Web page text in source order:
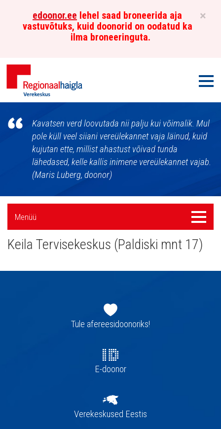
×
edoonor.ee lehel saad broneerida aja
vastuvõtuks, kuid doonorid on oodatud ka
ilma broneeringuta.
Põhja-
Eesti
Regionaalhaigla
Verekeskus
Kavatsen verd loovutada nii palju kui võimalik. Mul
pole küll veel siiani vereülekannet vaja läinud, kuid
kujutan ette, millist ahastust võivad tunda
lähedased, kelle kallis inimene vereülekannet vajab.
(Maris Luberg, doonor)
Külgpaani
navigatsioon
Menüü
Menüü
Keila Tervisekeskus (Paldiski mnt 17)
navigatsioonTule afereesidoonoriks!
E-doonor
Verekeskused Eestis